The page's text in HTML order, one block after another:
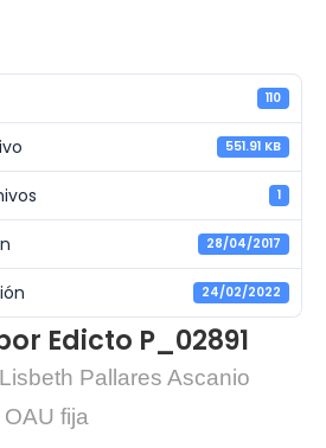
110
551.91 KB
1
28/04/2017
24/02/2022
Edicto P_02891
Pallares Ascanio
fija